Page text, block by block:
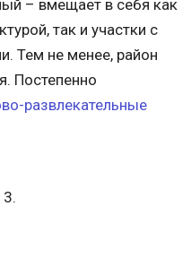
– вмещает в себя как
так и участки с
Тем не менее, район
Постепенно
развлекательные